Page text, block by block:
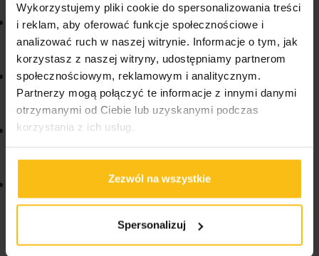
Wykorzystujemy pliki cookie do spersonalizowania treści
i reklam, aby oferować funkcje społecznościowe i
analizować ruch w naszej witrynie. Informacje o tym, jak
korzystasz z naszej witryny, udostępniamy partnerom
społecznościowym, reklamowym i analitycznym.
Partnerzy mogą połączyć te informacje z innymi danymi
otrzymanymi od Ciebie lub uzyskanymi podczas
korzystania z ich usług.
Zezwól na wszystkie
Spersonalizuj
Witamina B12 (metylokobalamina)– wspiera układ
nerwowy (50 µg, 2000 % RWS).
Ekstrakt z korzenia maca– roślinny składnik
wspierający energię i libido.
Ekstrakt z palmy sabałowej
Ekstrakt z szafranu SafraSOL™– standaryzowany
składnik poprawiający nastrój i potencjalnie libido.
Jak stosować?